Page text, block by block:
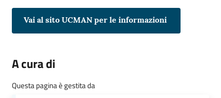
Vai al sito UCMAN per le informazioni
A cura di
Questa pagina è gestita da